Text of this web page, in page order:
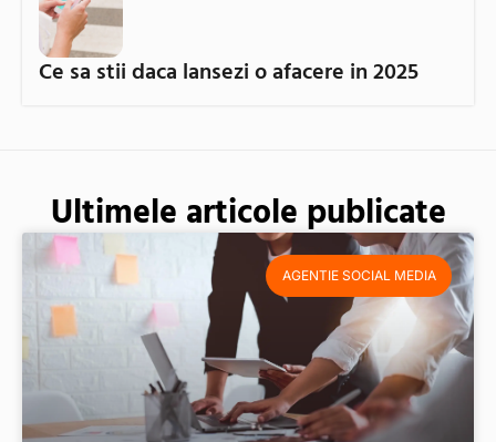
Ce sa stii daca lansezi o afacere in 2025
Ultimele articole publicate
AGENTIE SOCIAL MEDIA